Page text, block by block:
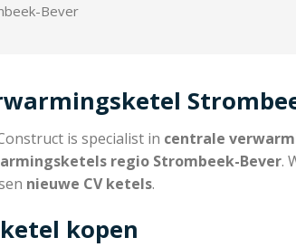
Bever
is specialist in centrale
regio Strombeek-Bever.
nieuwe CV ketels.
ketel kopen